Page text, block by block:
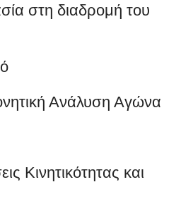
στη διαδρομή του
Ανάλυση Αγώνα
Κινητικότητας και